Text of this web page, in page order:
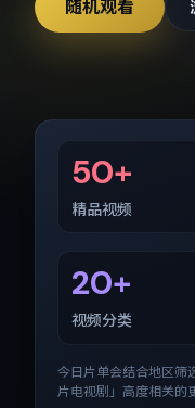
随机观看
50+
精品视频
20+
视频分类
今日片单会结合地区筛
片电视剧 」高度相关的